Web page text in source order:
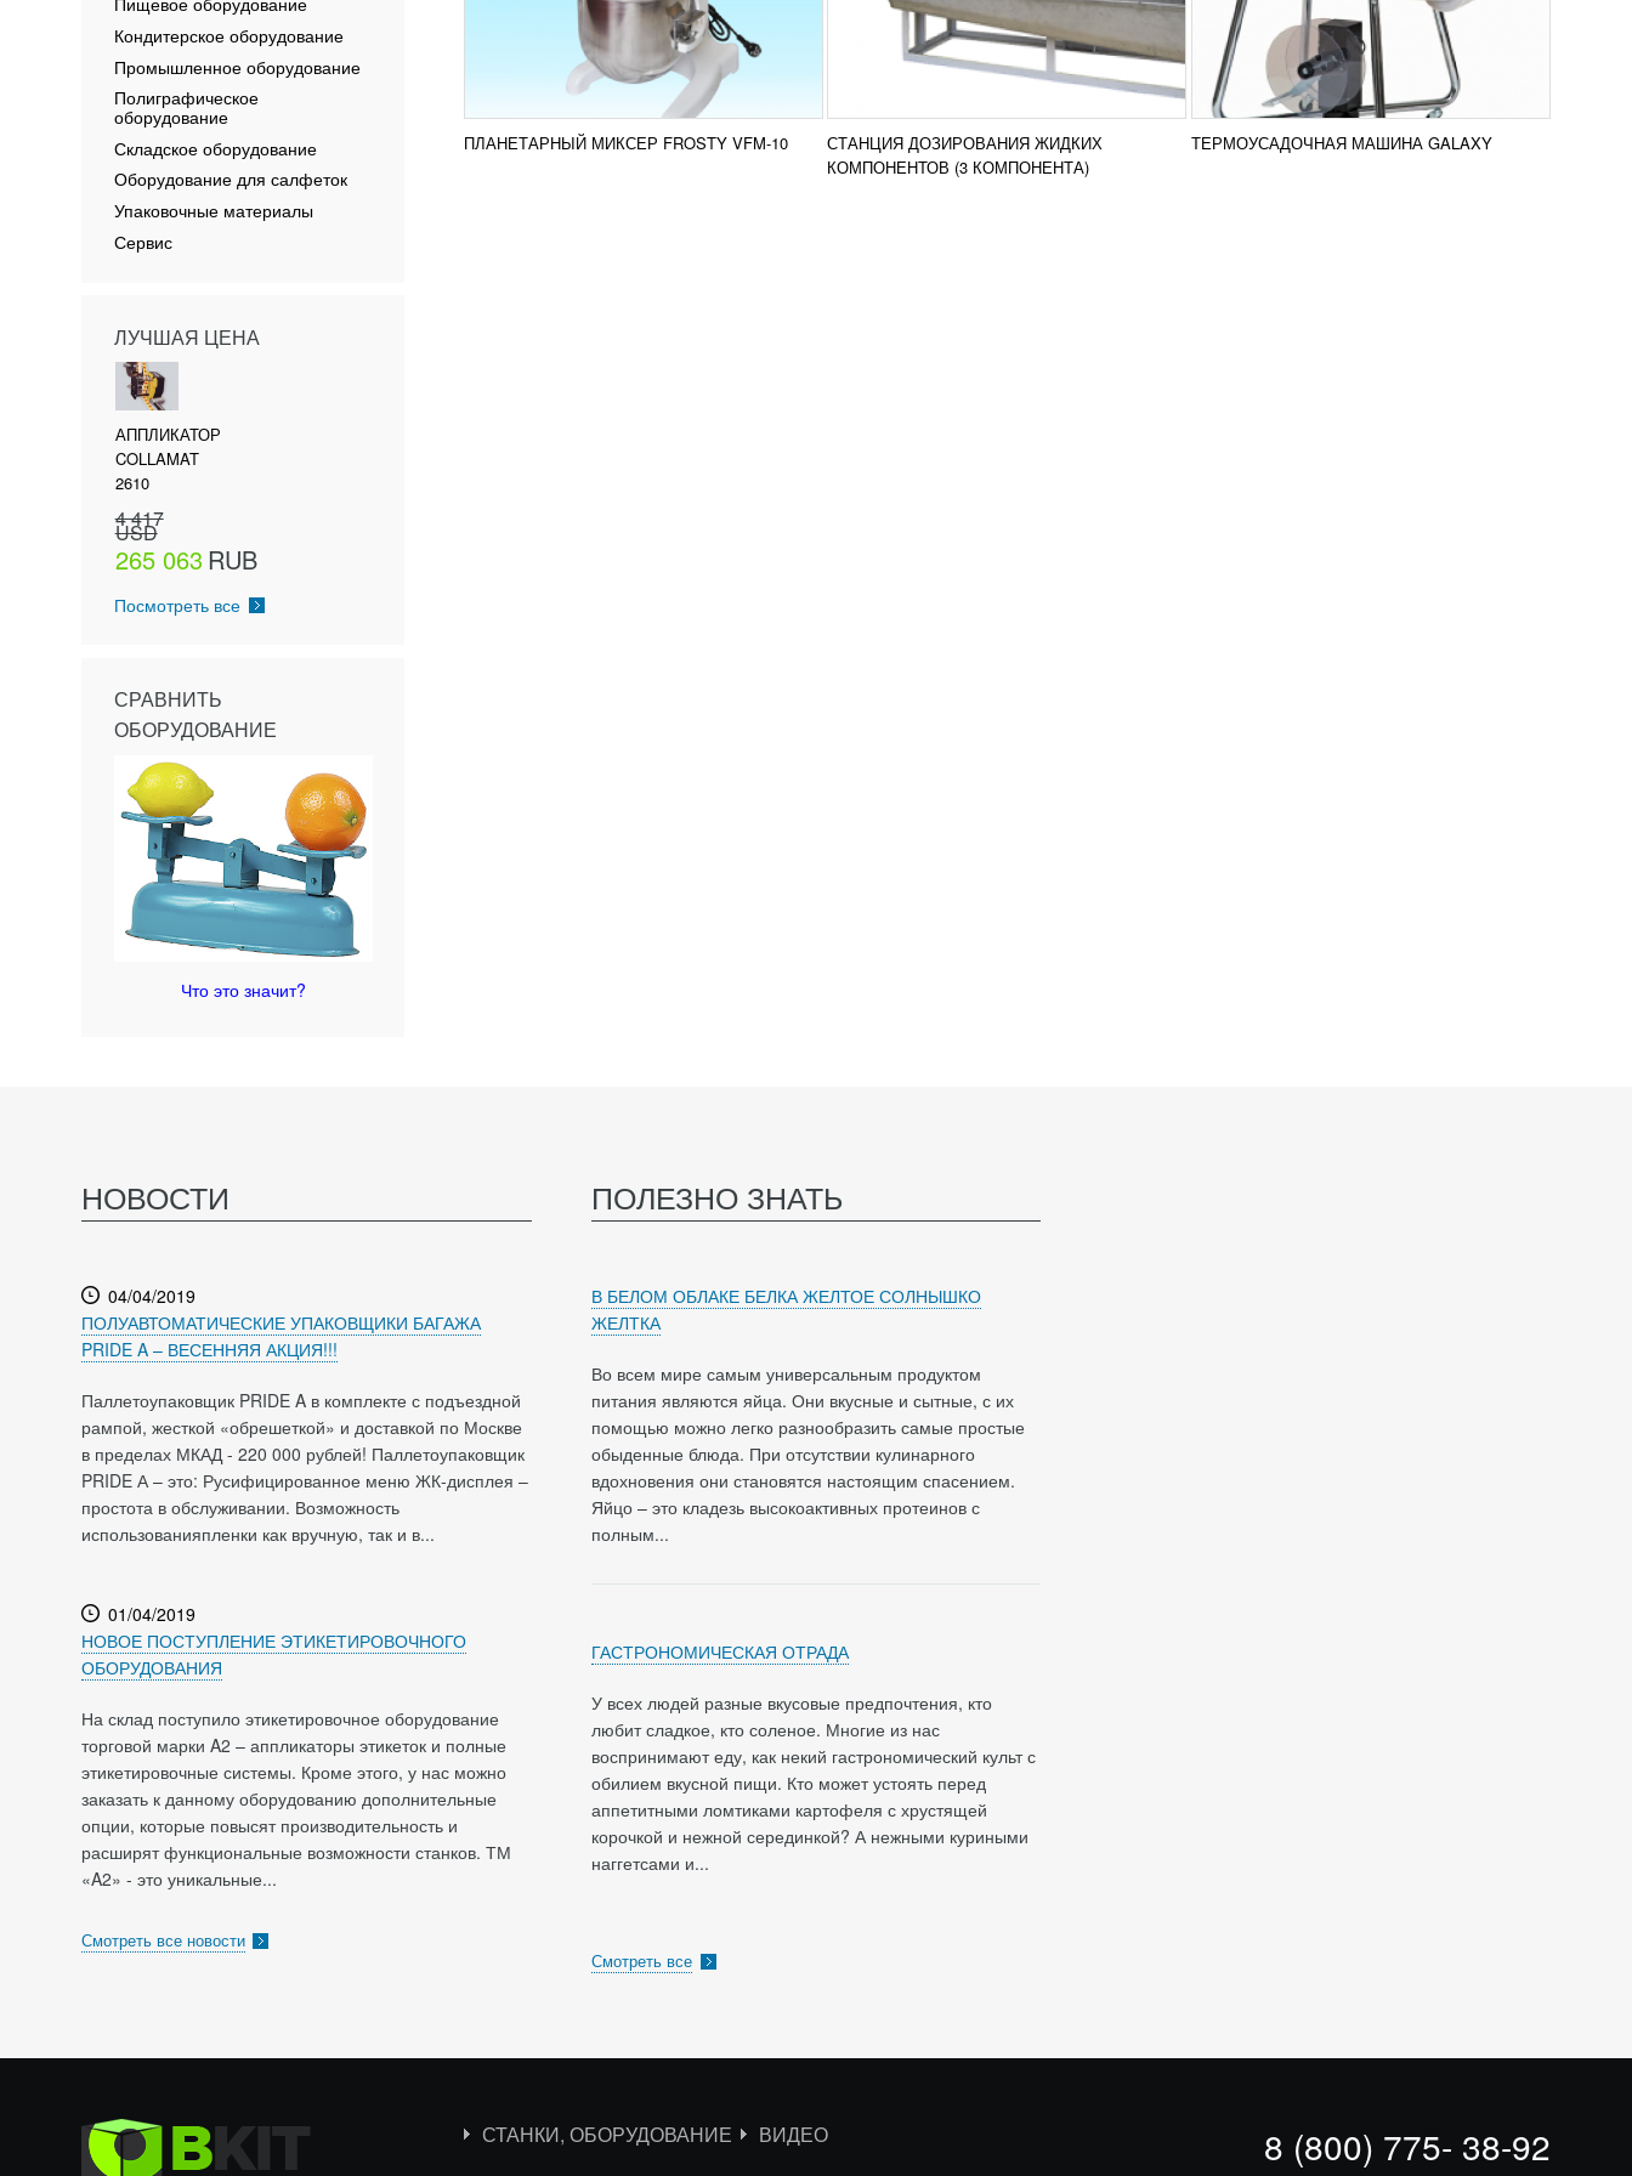
ПЛАНЕТАРНЫЙ МИКСЕР FROSTY VFM-10
СТАНЦИЯ ДОЗИРОВАНИЯ ЖИДКИХ
КОМПОНЕНТОВ (3 КОМПОНЕНТА)
ТЕРМОУСАДОЧНАЯ МАШИНА GALAXY
Кондитерское оборудование
Промышленное оборудование
Полиграфическое
оборудование
Складское оборудование
Оборудование для салфеток
Упаковочные материалы
Сервис
ЛУЧШАЯ ЦЕНА
АППЛИКАТОР
COLLAMAT
2610
4 417
USD
265 063 RUB
Посмотреть все
СРАВНИТЬ
ОБОРУДОВАНИЕ
Что это значит?
НОВОСТИ
04/04/2019
ПОЛУАВТОМАТИЧЕСКИЕ УПАКОВЩИКИ БАГАЖА
PRIDE A – ВЕСЕННЯЯ АКЦИЯ!!!
Паллетоупаковщик PRIDE A в комплекте с подъездной
рампой, жесткой «обрешеткой» и доставкой по Москве
в пределах МКАД - 220 000 рублей! Паллетоупаковщик
PRIDE А – это: Русифицированное меню ЖК-дисплея –
простота в обслуживании. Возможность
использованияпленки как вручную, так и в...
01/04/2019
НОВОЕ ПОСТУПЛЕНИЕ ЭТИКЕТИРОВОЧНОГО
ОБОРУДОВАНИЯ
На склад поступило этикетировочное оборудование
торговой марки A2 – аппликаторы этикеток и полные
этикетировочные системы. Кроме этого, у нас можно
заказать к данному оборудованию дополнительные
опции, которые повысят производительность и
расширят функциональные возможности станков. ТМ
«A2» - это уникальные...
Смотреть все новости
ПОЛЕЗНО ЗНАТЬ
В БЕЛОМ ОБЛАКЕ БЕЛКА ЖЕЛТОЕ СОЛНЫШКО
ЖЕЛТКА
Во всем мире самым универсальным продуктом
питания являются яйца. Они вкусные и сытные, с их
помощью можно легко разнообразить самые простые
обыденные блюда. При отсутствии кулинарного
вдохновения они становятся настоящим спасением.
Яйцо – это кладезь высокоактивных протеинов с
полным...
ГАСТРОНОМИЧЕСКАЯ ОТРАДА
У всех людей разные вкусовые предпочтения, кто
любит сладкое, кто соленое. Многие из нас
воспринимают еду, как некий гастрономический культ с
обилием вкусной пищи. Кто может устоять перед
аппетитными ломтиками картофеля с хрустящей
корочкой и нежной серединкой? А нежными куриными
наггетсами и...
Смотреть все
СТАНКИ, ОБОРУДОВАНИЕ ВИДЕО 8 (800) 775- 38-92